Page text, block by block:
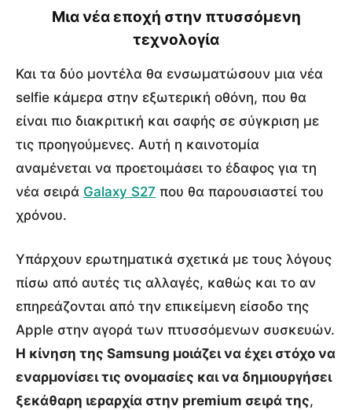
Μια νέα εποχή στην πτυσσόμενη
τεχνολογία
Και τα δύο μοντέλα θα ενσωματώσουν μια νέα
selfie κάμερα στην εξωτερική οθόνη, που θα
είναι πιο διακριτική και σαφής σε σύγκριση με
τις προηγούμενες. Αυτή η καινοτομία
αναμένεται να προετοιμάσει το έδαφος για τη
νέα σειρά Galaxy S27 που θα παρουσιαστεί του
χρόνου.
Υπάρχουν ερωτηματικά σχετικά με τους λόγους
πίσω από αυτές τις αλλαγές, καθώς και το αν
επηρεάζονται από την επικείμενη είσοδο της
Apple στην αγορά των πτυσσόμενων συσκευών.
Η κίνηση της Samsung μοιάζει να έχει στόχο να
εναρμονίσει τις ονομασίες και να δημιουργήσει
ξεκάθαρη ιεραρχία στην premium σειρά της,